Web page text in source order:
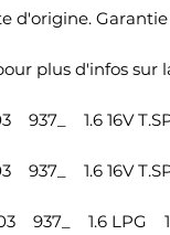
d'origine. Garantie
plus d'infos sur
937_ 1.6 16V
937_ 1.6 16V
937_ 1.6 LPG